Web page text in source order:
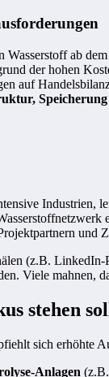
ab
der hohen
auf
Industrien,
und
(z.B. LinkedIn-
Viele mahnen,
stehen
sich erhöhte
Anlagen